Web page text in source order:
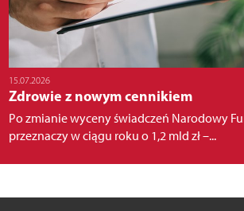
15.07.2026
Zdrowie z nowym cennikiem
Po zmianie wyceny świadczeń Narodowy
przeznaczy w ciągu roku o 1,2 mld zł –...